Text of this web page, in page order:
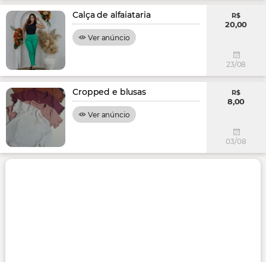
Calça de alfaiataria
Ver anúncio
R$
20,00
23/08
Cropped e blusas
Ver anúncio
R$
8,00
03/08